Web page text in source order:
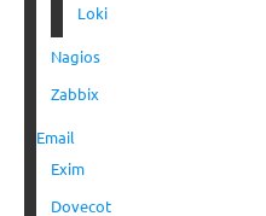
Loki
Nagios
Zabbix
Email
Exim
Dovecot